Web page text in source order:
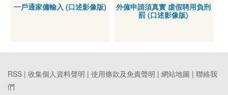
一戶通家傭輸入 (口述影像版)
外僱申請須真實 虛假聘用負刑
罰 (口述影像版)
RSS | 收集個人資料聲明 | 使用條款及免責聲明 | 網站地圖 | 聯絡我
們